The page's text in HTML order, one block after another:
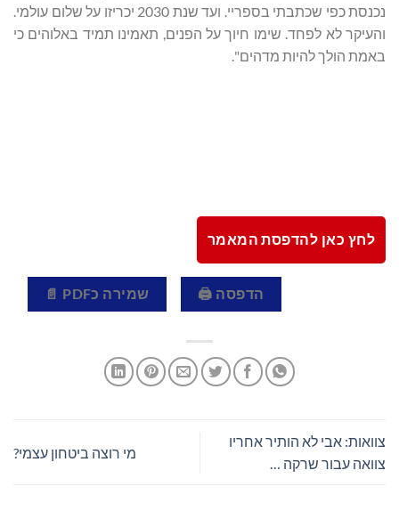
נכנסת כפי שכתבתי בספריי. ועד שנת 2030 יכריזו על שלום עולמי.
והעיקר לא לפחד. שימו חיוך על הפנים, תאמינו תמיד באלוהים כי
באמת הולך להיות מדהים".
לחץ כאן להדפסת המאמר
הדפסה 🖨 שמירה כPDF 📄
צוואות: אבי לא הותיר אחריו
צוואה עבור שרקה …
מי רוצה ביטחון עצמי?